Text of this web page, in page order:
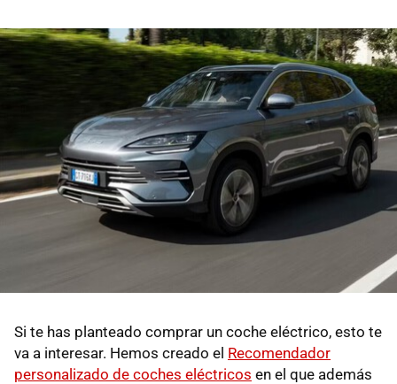
Si te has planteado comprar un coche eléctrico, esto te
va a interesar. Hemos creado el Recomendador
personalizado de coches eléctricos en el que además